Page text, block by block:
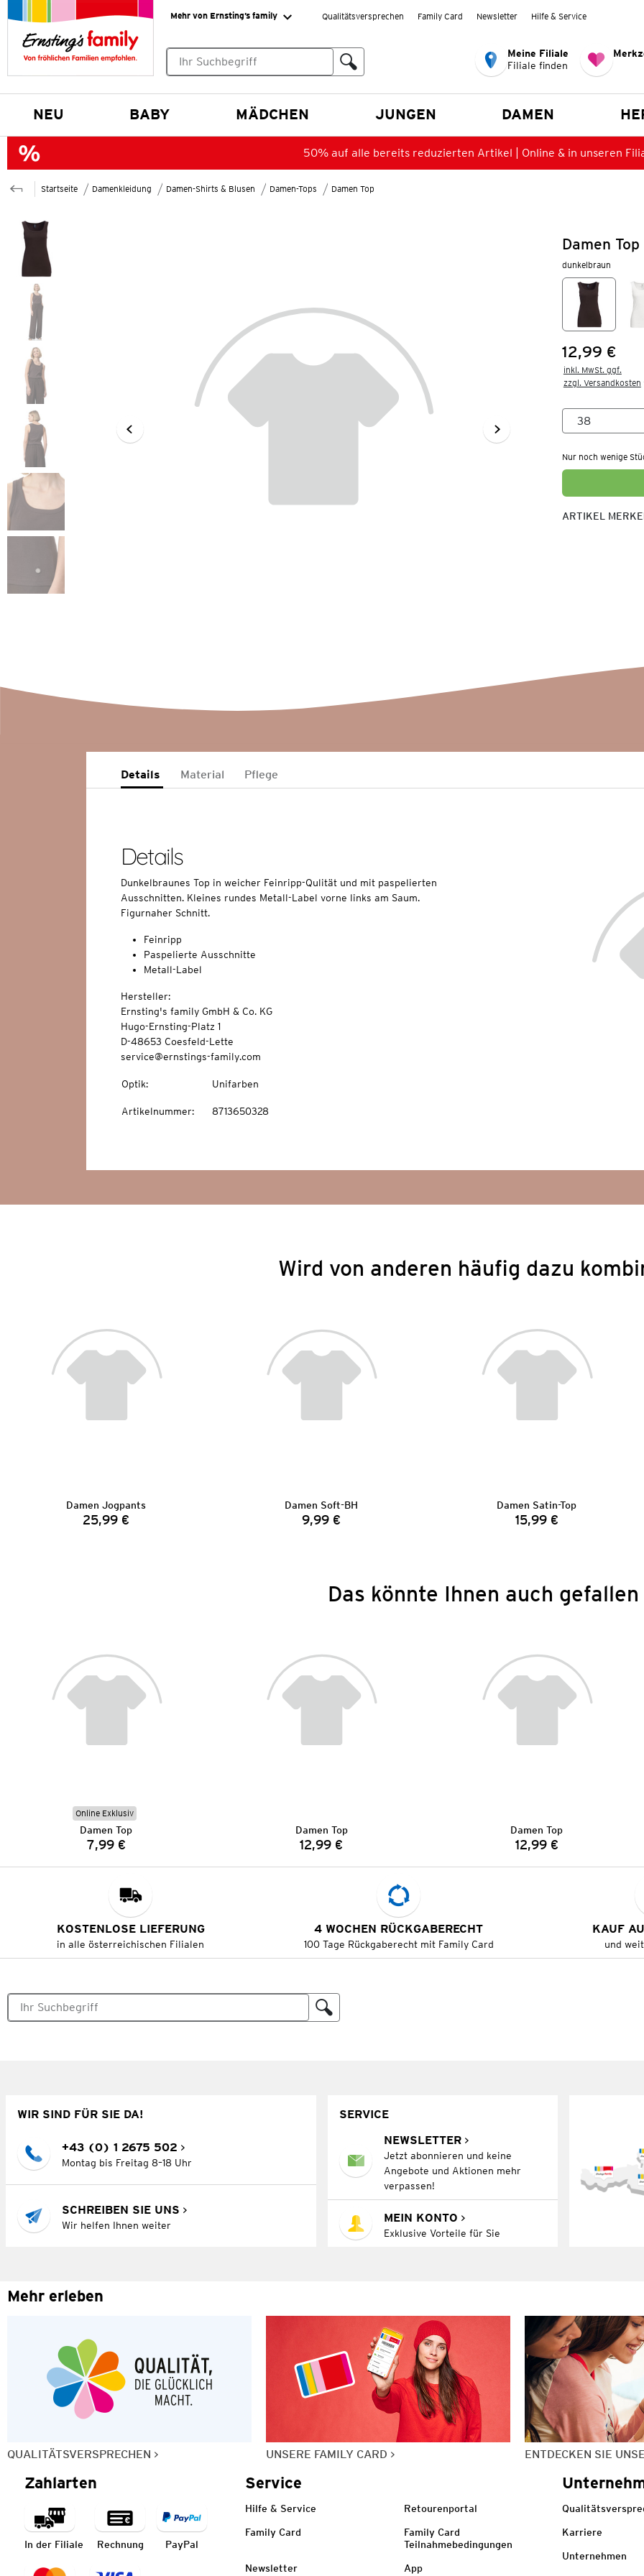
Mehr von Ernsting’s family Qualitätsversprechen Family Card Newsletter Hilfe & Service
Meine Filiale
Filiale finden
NEU BABY MÄDCHEN JUNGEN DAMEN
50% auf alle bereits reduzierten Artikel | Online & in unseren
Startseite Damenkleidung Damen-Shirts & Blusen Damen-Tops Damen Top
Damen
dunkelbraun
Preis:
12,99 €
inkl. MwSt. ggf.
zzgl. Versandkosten
Nur noch wenige
ARTIKEL
Details Material Pflege
Details
Dunkelbraunes Top in weicher Feinripp-Qulität und mit paspelierten
Ausschnitten. Kleines rundes Metall-Label vorne links am Saum.
Figurnaher Schnitt.
Feinripp
Paspelierte Ausschnitte
Metall-Label
Hersteller:
Ernsting's family GmbH & Co. KG
Hugo-Ernsting-Platz 1
D-48653 Coesfeld-Lette
service@ernstings-family.com
Optik: Unifarben
Artikelnummer: 8713650328
Wird von anderen häufig dazu
Damen Jogpants
Preis:
25,99 €
Damen Soft-BH
Preis:
9,99 €
Damen Satin-Top
Preis:
15,99 €
Das könnte Ihnen auch gefallen
Online Exklusiv
Damen Top
Preis:
7,99 €
Damen Top
Preis:
12,99 €
Damen Top
Preis:
12,99 €
KOSTENLOSE LIEFERUNG
in alle österreichischen Filialen
4 WOCHEN RÜCKGABERECHT
100 Tage Rückgaberecht mit Family Card
KAUF
und
WIR SIND FÜR SIE DA!
+43 (0) 1 2675 502
Montag bis Freitag 8–18 Uhr
SCHREIBEN SIE UNS
Wir helfen Ihnen weiter
SERVICE
NEWSLETTER
Jetzt abonnieren und keine
Angebote und Aktionen mehr
verpassen!
MEIN KONTO
Exklusive Vorteile für Sie
Mehr erleben
QUALITÄTSVERSPRECHEN UNSERE FAMILY CARD ENTDECKEN SIE
Zahlarten
In der Filiale Rechnung PayPal
Service
Hilfe & Service Retourenportal
Family Card
Family Card
Teilnahmebedingungen
Newsletter App
Karriere
Unternehmen